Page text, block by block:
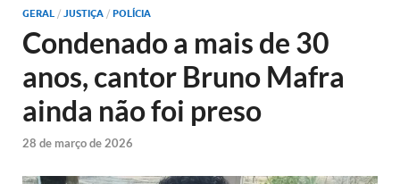
GERAL / JUSTIÇA / POLÍCIA
Condenado a mais de 30
anos, cantor Bruno Mafra
ainda não foi preso
28 de março de 2026